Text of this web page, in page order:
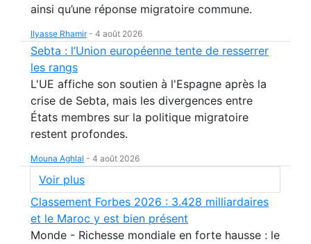
ainsi qu’une réponse migratoire commune.
Ilyasse Rhamir- 4 août 2026
Sebta : l’Union européenne tente de resserrer
les rangs
L'UE affiche son soutien à l'Espagne après la
crise de Sebta, mais les divergences entre
États membres sur la politique migratoire
restent profondes.
Mouna Aghlal - 4 août 2026
Voir plus
Classement Forbes 2026 : 3.428 milliardaires
et le Maroc y est bien présent
Monde - Richesse mondiale en forte hausse : le